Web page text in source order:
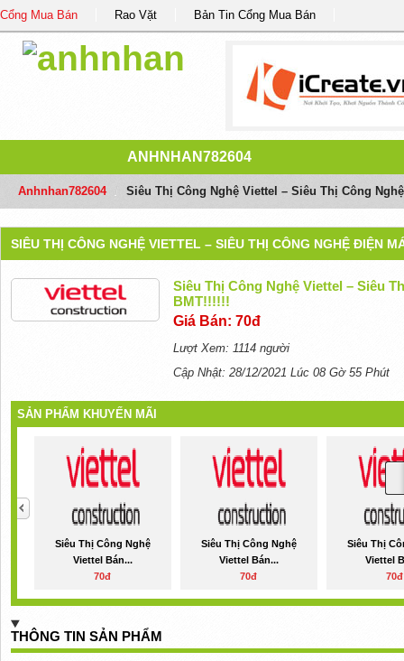
Cổng Mua Bán Rao Vặt Bản Tin Cổng Mua Bán
ANHNHAN782604
Anhnhan782604 Siêu Thị Công Nghệ Viettel – Siêu Thị Công
SIÊU THỊ CÔNG NGHỆ VIETTEL – SIÊU THỊ CÔNG NGHỆ ĐIỆN
Siêu Thị Công Nghệ Viettel – Siêu
BMT!!!!!!
Giá Bán: 70đ
Lượt Xem: 1114 người
Cập Nhật: 28/12/2021 Lúc 08 Gờ 55 Phút
SẢN PHẨM KHUYẾN MÃI
Siêu Thị Công Nghệ
Viettel Bán...
70đ
Siêu Thị Công Nghệ
Viettel Bán...
70đ
Siêu Thị
Viettel
70đ
THÔNG TIN SẢN PHẨM